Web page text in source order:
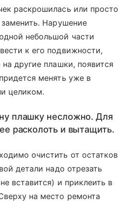
раскрошилась или просто
Нарушение
небольшой части
к его подвижности,
на другие плашки, появится
менять уже в
целиком.
плашку несложно. Для
расколоть и вытащить.
очистить от остатков
детали надо отрезать
вставится) и приклеить в
на место ремонта